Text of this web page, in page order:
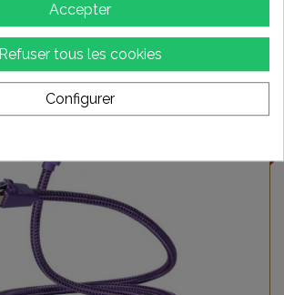
Ajouter au panier
PROMO !
Accepter
Refuser tous les cookies
Configurer